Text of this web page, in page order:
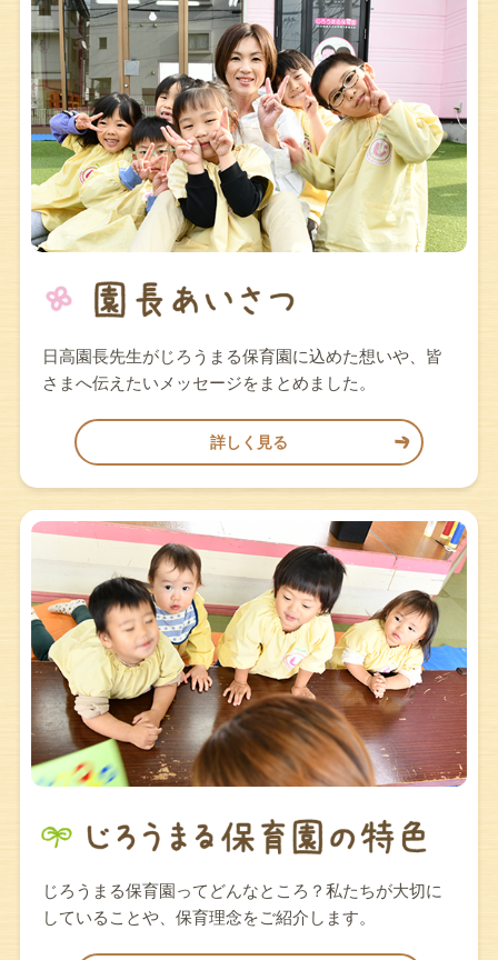
日高園長先生がじろうまる保育園に込めた想いや、皆
さまへ伝えたいメッセージをまとめました。
詳しく見る
じろうまる保育園ってどんなところ？私たちが大切に
していることや、保育理念をご紹介します。